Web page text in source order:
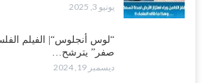
يونيو 3, 2025
“لوس أنجلوس“| الفيلم
صفر” يترشح…
ديسمبر 19, 2024